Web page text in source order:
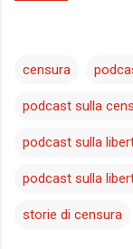
censura
podcast sulla
podcast sulla
podcast sulla
storie di censura